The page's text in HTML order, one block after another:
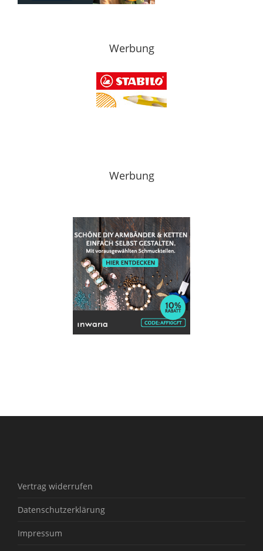
Werbung
Werbung
Vertrag widerrufen
Datenschutzerklärung
Impressum